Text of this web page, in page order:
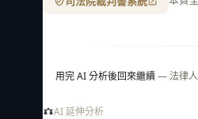
用完 AI 分析後回來繼續— 法律人
AI 延伸分析